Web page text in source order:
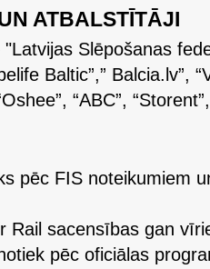
ATBALSTĪTĀJI
Slēpošanas
Baltic”,” Balcia.lv”,
“ABC”,
pēc FIS noteikumiem
Rail sacensības gan
pēc oficiālas